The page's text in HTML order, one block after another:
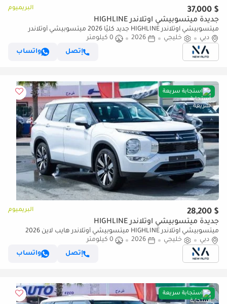
$ 37,000 البريميوم
جديدة ميتسوبيشي آوتلاندر HIGHLINE
ميتسوبيشي آوتلاندر HIGHLINE جديد كليًا 2026 ميتسوبيشي أوتلاندر
بريميوم (G09) 2.5 لتر | 7 مقاعد | SUV | مواصفات الخليج (للتصدير فقط)
دبي خليجي 2026
0 كيلومتر
إتصل
واتساب
استجابة سريعة
$ 28,200 البريميوم
جديدة ميتسوبيشي آوتلاندر HIGHLINE
ميتسوبيشي آوتلاندر HIGHLINE ميتسوبيشي أوتلاندر هايب لاين 2026
(G06) – جديد كليًا 2.5 لتر | SUV بـ 7 مقاعد | مواصفات ال (للتصدير فقط)
دبي خليجي 2026
0 كيلومتر
إتصل
واتساب
استجابة سريعة